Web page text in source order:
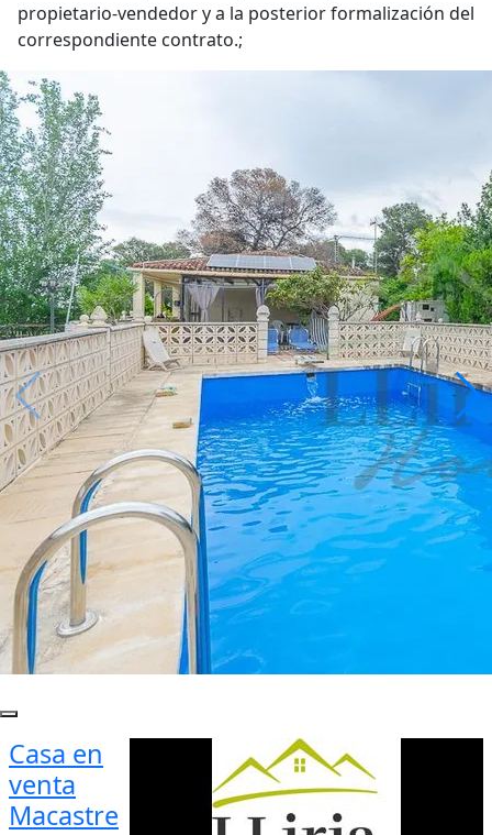
propietario-vendedor y a la posterior formalización del
correspondiente contrato.;
Casa en
venta
Macastre